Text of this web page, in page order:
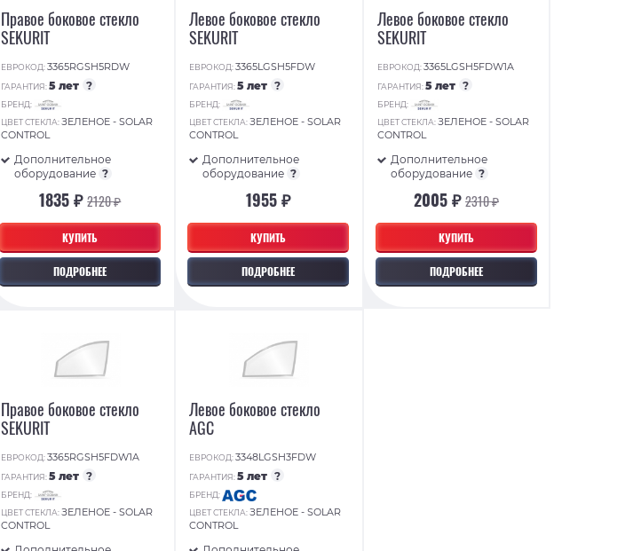
КУПИТЬ
ПОДРОБНЕЕ
Правое боковое стекло
SEKURIT
ЕВРОКОД:3365RGSH5RDW
ГАРАНТИЯ:5 лет ?
БРЕНД:
ЦВЕТ СТЕКЛА:ЗЕЛЕНОЕ - SOLAR
CONTROL
Дополнительное
оборудование ?
1835 ₽2120 ₽
КУПИТЬ
ПОДРОБНЕЕ
Левое боковое стекло
SEKURIT
ЕВРОКОД:3365LGSH5FDW
ГАРАНТИЯ:5 лет ?
БРЕНД:
ЦВЕТ СТЕКЛА:ЗЕЛЕНОЕ - SOLAR
CONTROL
Дополнительное
оборудование ?
1955 ₽
КУПИТЬ
ПОДРОБНЕЕ
Левое боковое стекло
SEKURIT
ЕВРОКОД:3365LGSH5FDW1A
ГАРАНТИЯ:5 лет ?
БРЕНД:
ЦВЕТ СТЕКЛА:ЗЕЛЕНОЕ - SOLAR
CONTROL
Дополнительное
оборудование ?
2005 ₽2310 ₽
Правое боковое стекло
SEKURIT
ЕВРОКОД:3365RGSH5FDW1A
ГАРАНТИЯ:5 лет ?
БРЕНД:
ЦВЕТ СТЕКЛА:ЗЕЛЕНОЕ - SOLAR
CONTROL
Левое боковое стекло
AGC
ЕВРОКОД:3348LGSH3FDW
ГАРАНТИЯ:5 лет ?
БРЕНД:
ЦВЕТ СТЕКЛА:ЗЕЛЕНОЕ - SOLAR
CONTROL